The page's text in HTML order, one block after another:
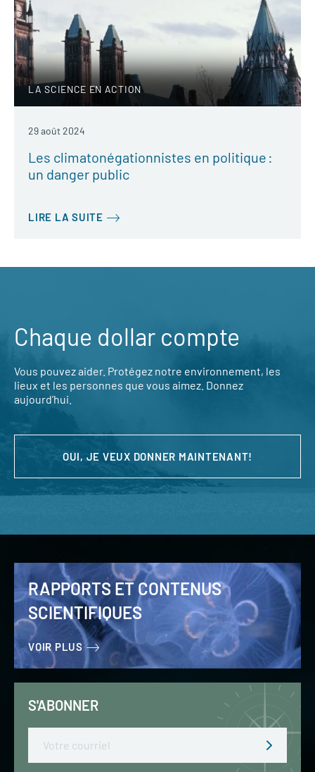
LA SCIENCE EN ACTION
29 août 2024
Les climatonégationnistes en politique :
un danger public
LIRE LA SUITE
Chaque dollar compte
Vous pouvez aider. Protégez notre environnement, les
lieux et les personnes que vous aimez. Donnez
aujourd’hui.
OUI, JE VEUX DONNER MAINTENANT!
RAPPORTS ET CONTENUS
SCIENTIFIQUES
VOIR PLUS
S'ABONNER
Email